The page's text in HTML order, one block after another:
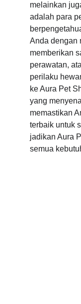
melainkan
adalah para
Anda dengan
memberikan
perawatan,
perilaku
ke Aura Pet
yang
memastikan
terbaik untuk
jadikan Aura
semua